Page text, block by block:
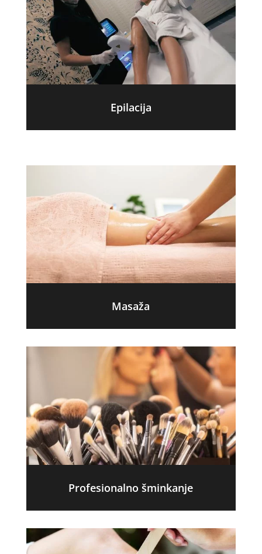
Epilacija
Masaža
Profesionalno šminkanje